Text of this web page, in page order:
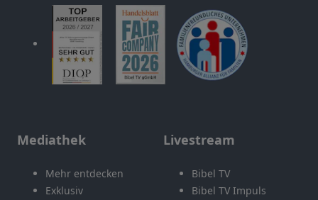
Mediathek
Mehr entdecken
Exklusiv
Livestream
Bibel TV
Bibel TV Impuls